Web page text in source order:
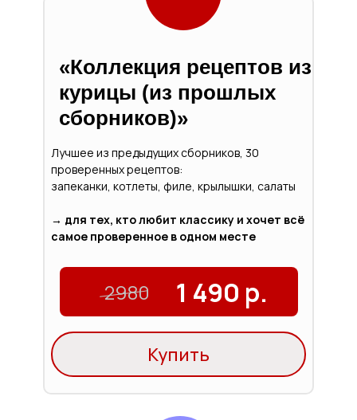
«Коллекция рецептов из
курицы (из прошлых
сборников)»
Лучшее из предыдущих сборников, 30
проверенных рецептов:
запеканки, котлеты, филе, крылышки, салаты
→ для тех, кто любит классику и хочет всё
самое проверенное в одном месте
Купить
2980 1 490 р.